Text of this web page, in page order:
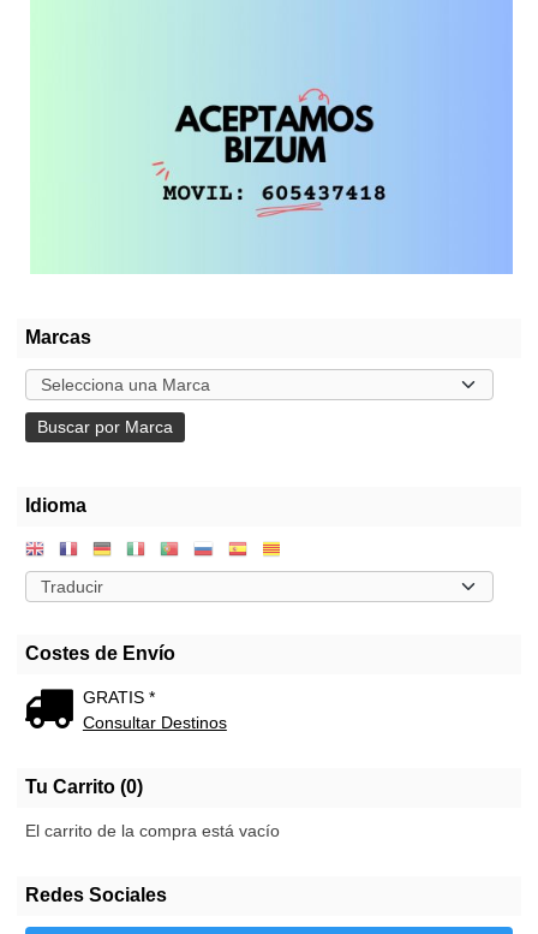
Marcas
Idioma
Costes de Envío
GRATIS *
Consultar Destinos
Tu Carrito (0)
El carrito de la compra está vacío
Redes Sociales